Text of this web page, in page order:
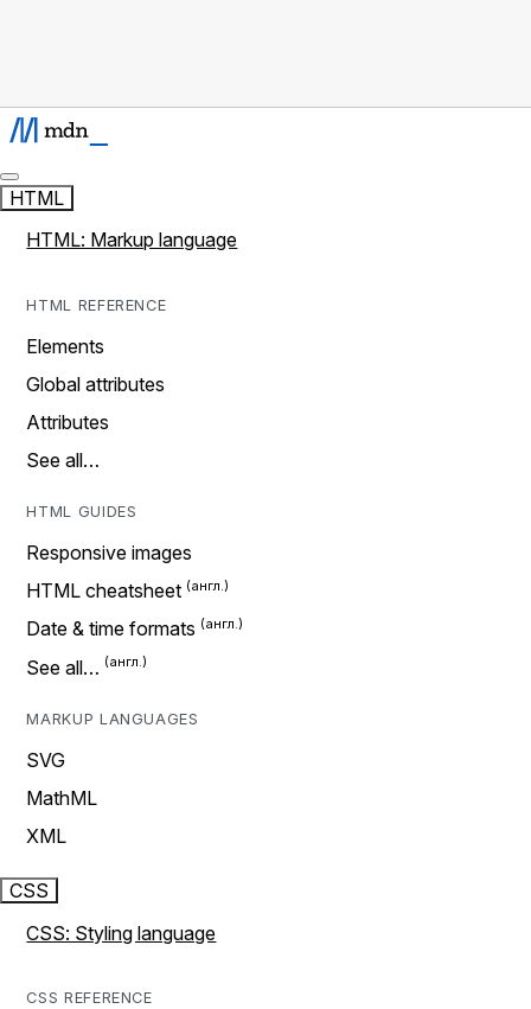
HTML
HTML: Markup language
HTML REFERENCE
Elements
Global attributes
Attributes
See all…
HTML GUIDES
Responsive images
HTML cheatsheet
Date & time formats
See all…
MARKUP LANGUAGES
SVG
MathML
XML
CSS
CSS: Styling language
CSS REFERENCE